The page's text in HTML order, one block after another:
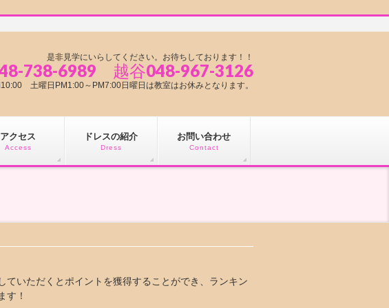
是非見学にいらしてください。お待ちしております！！
738-6989 越谷048-967-3126
土曜日PM1:00～PM7:00日曜日は教室はお休みとなります。
アクセス
Access
ドレスの紹介
Dress
お問い合わせ
Contact
いただくとポイントを獲得することができ、ランキン
す！